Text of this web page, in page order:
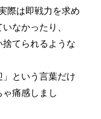
際は即戦力を求め
なかったり、
てられるような
という言葉だけ
痛感しまし